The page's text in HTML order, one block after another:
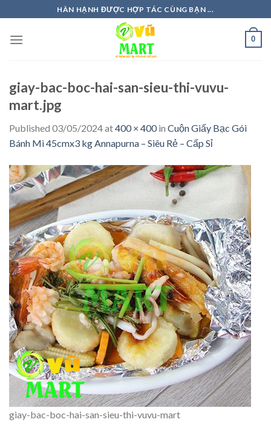
to
content
HÂN HẠNH ĐƯỢC HỢP TÁC CÙNG BẠN ...
0
giay-bac-boc-hai-san-sieu-thi-vuvu-
mart.jpg
Published 03/05/2024at400 × 400in Cuộn Giấy Bạc Gói
Bánh Mì 45cmx3 kg Annapurna – Siêu Rẻ – Cấp Sỉ
giay-bac-boc-hai-san-sieu-thi-vuvu-mart